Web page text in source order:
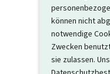
können nicht
notwendige
Zwecken
sie zulassen.